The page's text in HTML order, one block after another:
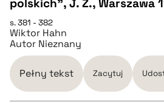
pobierz cytat
polskich", J. Z., Warszawa
s. 381 - 382
Wiktor Hahn
Autor Nieznany
Pełny tekst Zacytuj